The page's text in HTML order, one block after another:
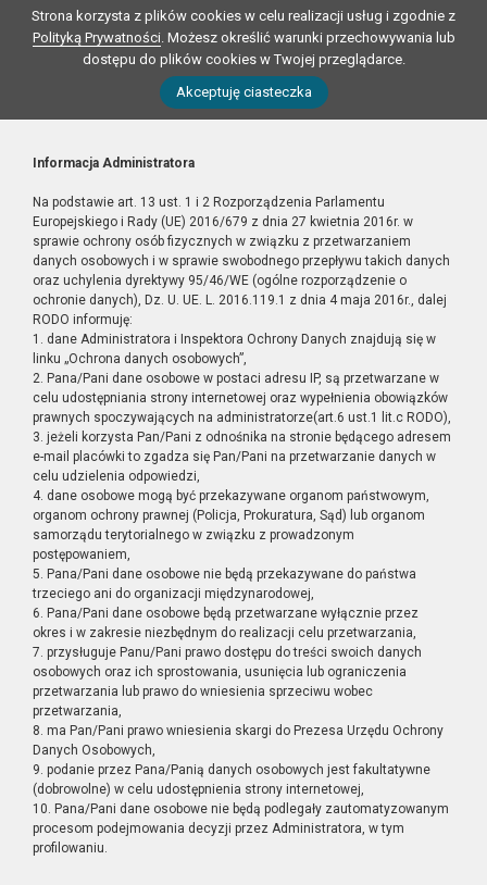
Strona korzysta z plików cookies w celu realizacji usług i zgodnie z
Polityką Prywatności. Możesz określić warunki przechowywania lub
dostępu do plików cookies w Twojej przeglądarce.
Akceptuję ciasteczka
Informacja Administratora
Na podstawie art. 13 ust. 1 i 2 Rozporządzenia Parlamentu
Europejskiego i Rady (UE) 2016/679 z dnia 27 kwietnia 2016r. w
sprawie ochrony osób fizycznych w związku z przetwarzaniem
danych osobowych i w sprawie swobodnego przepływu takich danych
oraz uchylenia dyrektywy 95/46/WE (ogólne rozporządzenie o
ochronie danych), Dz. U. UE. L. 2016.119.1 z dnia 4 maja 2016r., dalej
RODO informuję:
1. dane Administratora i Inspektora Ochrony Danych znajdują się w
linku „Ochrona danych osobowych”,
2. Pana/Pani dane osobowe w postaci adresu IP, są przetwarzane w
celu udostępniania strony internetowej oraz wypełnienia obowiązków
prawnych spoczywających na administratorze(art.6 ust.1 lit.c RODO),
3. jeżeli korzysta Pan/Pani z odnośnika na stronie będącego adresem
e-mail placówki to zgadza się Pan/Pani na przetwarzanie danych w
celu udzielenia odpowiedzi,
4. dane osobowe mogą być przekazywane organom państwowym,
organom ochrony prawnej (Policja, Prokuratura, Sąd) lub organom
samorządu terytorialnego w związku z prowadzonym
postępowaniem,
5. Pana/Pani dane osobowe nie będą przekazywane do państwa
trzeciego ani do organizacji międzynarodowej,
6. Pana/Pani dane osobowe będą przetwarzane wyłącznie przez
okres i w zakresie niezbędnym do realizacji celu przetwarzania,
7. przysługuje Panu/Pani prawo dostępu do treści swoich danych
osobowych oraz ich sprostowania, usunięcia lub ograniczenia
przetwarzania lub prawo do wniesienia sprzeciwu wobec
przetwarzania,
8. ma Pan/Pani prawo wniesienia skargi do Prezesa Urzędu Ochrony
Danych Osobowych,
9. podanie przez Pana/Panią danych osobowych jest fakultatywne
(dobrowolne) w celu udostępnienia strony internetowej,
10. Pana/Pani dane osobowe nie będą podlegały zautomatyzowanym
procesom podejmowania decyzji przez Administratora, w tym
profilowaniu.